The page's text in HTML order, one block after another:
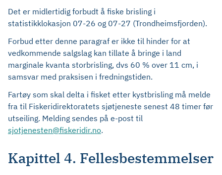
Det er midlertidig forbudt å fiske brisling i
statistikklokasjon 07-26 og 07-27 (Trondheimsfjorden).
Forbud etter denne paragraf er ikke til hinder for at
vedkommende salgslag kan tillate å bringe i land
marginale kvanta storbrisling, dvs 60 % over 11 cm, i
samsvar med praksisen i fredningstiden.
Fartøy som skal delta i fisket etter kystbrisling må melde
fra til Fiskeridirektoratets sjøtjeneste senest 48 timer før
utseiling. Melding sendes på e-post til
sjotjenesten@fiskeridir.no.
Kapittel 4. Fellesbestemmelser